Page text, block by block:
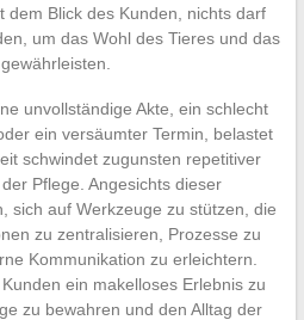
dem Blick des Kunden, nichts darf
um das Wohl des Tieres und das
unvollständige Akte, ein schlecht
ein versäumter Termin, belastet
schwindet zugunsten repetitiver
Pflege. Angesichts dieser
sich auf Werkzeuge zu stützen, die
zu zentralisieren, Prozesse zu
Kommunikation zu erleichtern.
ein makelloses Erlebnis zu
zu bewahren und den Alltag der